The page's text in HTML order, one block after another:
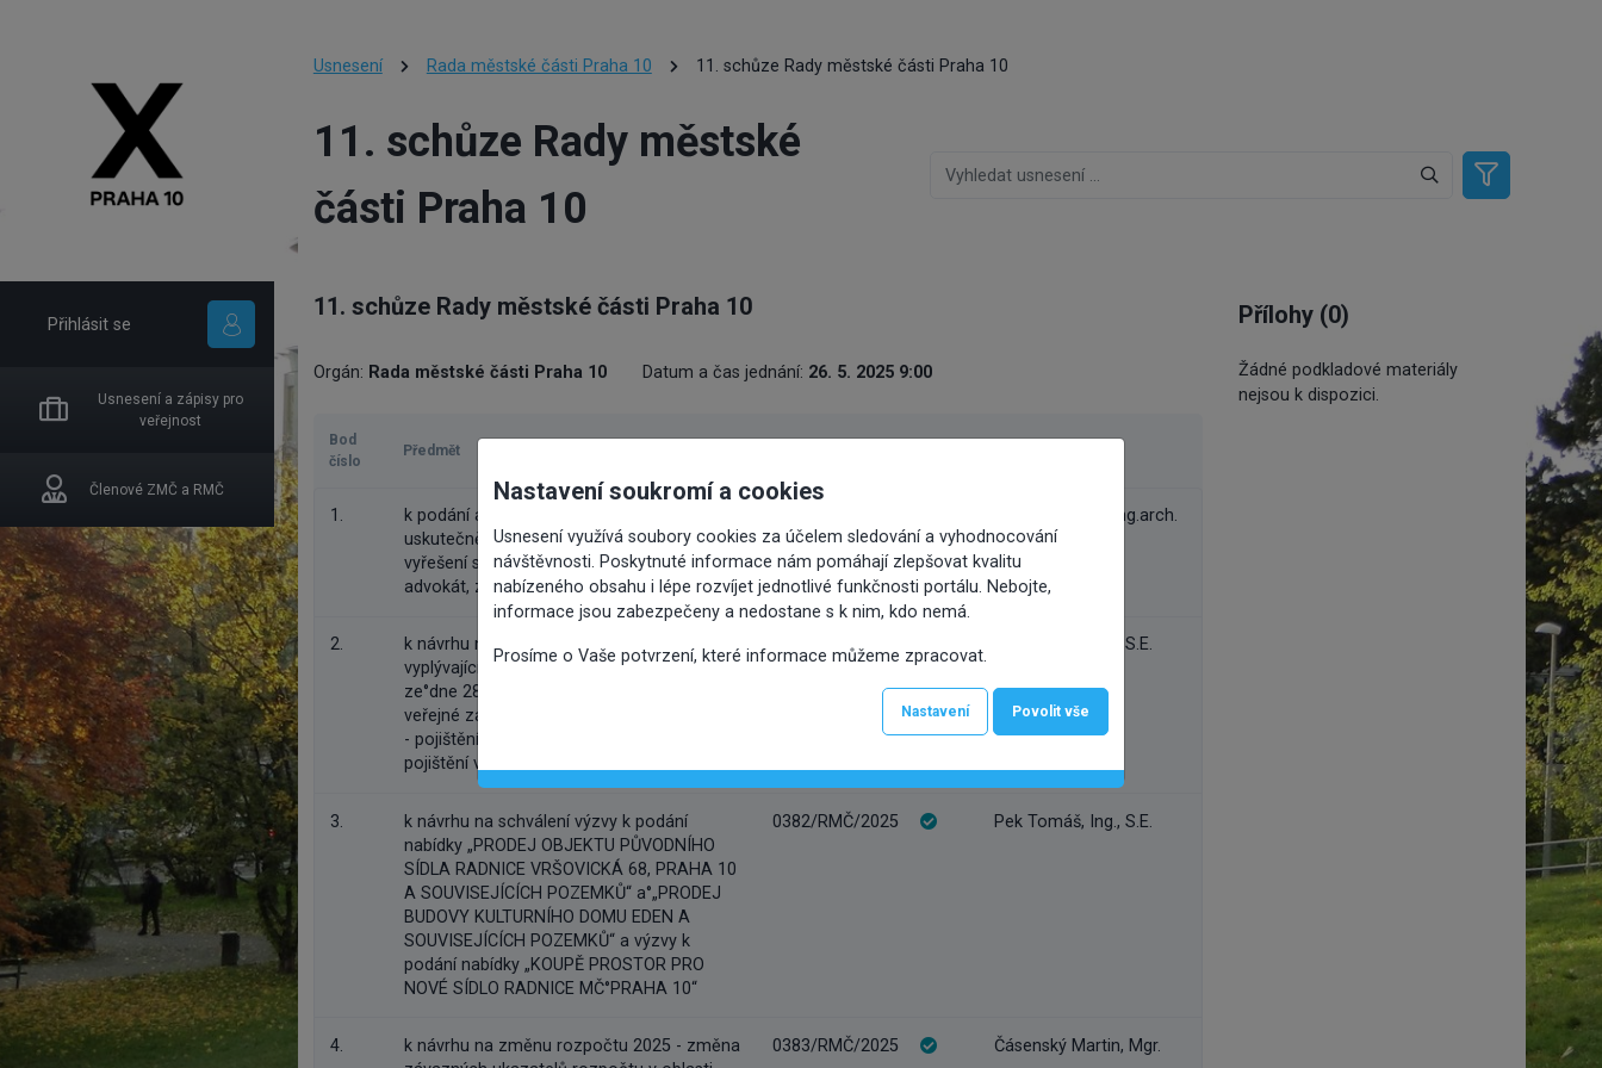
Přihlásit se
Usnesení a zápisy pro
veřejnost
Členové ZMČ a RMČ
Usnesení Rada městské části Praha 10 11. schůze Rady městské části Praha 10
11. schůze Rady městské
části Praha 10
11. schůze Rady městské části Praha 10
Orgán: Rada městské části Praha 10 Datum a čas jednání: 26. 5. 2025 9:00
Bod
číslo
Předmět
1.
k podání adresovanému radě: Výzva k
uskutečnění jednání za účelem smírného
vyřešení sporu (JUDr. Tomáš Pouska,
advokát, ze dne 20. 5. 2025)
Valovič Martin, Ing.arch.
2.
k návrhu na prodloužení termínu úkolu
vyplývajícího z usnesení č. 0847/RMČ/2024
ze°dne 28. 11. 2024 k návrhu na vyhlášení
veřejné zakázky na výběr nového pojistitele
- pojištění majetku a odpovědnosti a
pojištění vozidel
0381/RMČ/2025 Pek Tomáš, Ing., S.E.
3.
k návrhu na schválení výzvy k podání
nabídky „PRODEJ OBJEKTU PŮVODNÍHO
SÍDLA RADNICE VRŠOVICKÁ 68, PRAHA 10
A SOUVISEJÍCÍCH POZEMKŮ“ a°„PRODEJ
BUDOVY KULTURNÍHO DOMU EDEN A
SOUVISEJÍCÍCH POZEMKŮ“ a výzvy k
podání nabídky „KOUPĚ PROSTOR PRO
NOVÉ SÍDLO RADNICE MČ°PRAHA 10“
0382/RMČ/2025 Pek Tomáš, Ing., S.E.
4.
k návrhu na změnu rozpočtu 2025 - změna
0383/RMČ/2025 Čásenský Martin, Mgr.
Přílohy (0)
Žádné podkladové materiály
nejsou k dispozici.
Nastavení soukromí a cookies
Usnesení využívá soubory cookies za účelem sledování a vyhodnocování
návštěvnosti. Poskytnuté informace nám pomáhají zlepšovat kvalitu
nabízeného obsahu i lépe rozvíjet jednotlivé funkčnosti portálu. Nebojte,
informace jsou zabezpečeny a nedostane s k nim, kdo nemá.
Prosíme o Vaše potvrzení, které informace můžeme zpracovat.
Nastavení Povolit vše